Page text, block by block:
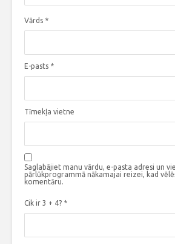
Vārds *
E-pasts *
Tīmekļa vietne
Saglabājiet manu vārdu, e-pasta adresi un
pārlūkprogrammā nākamajai reizei, kad
komentāru.
Cik ir 3 + 4? *